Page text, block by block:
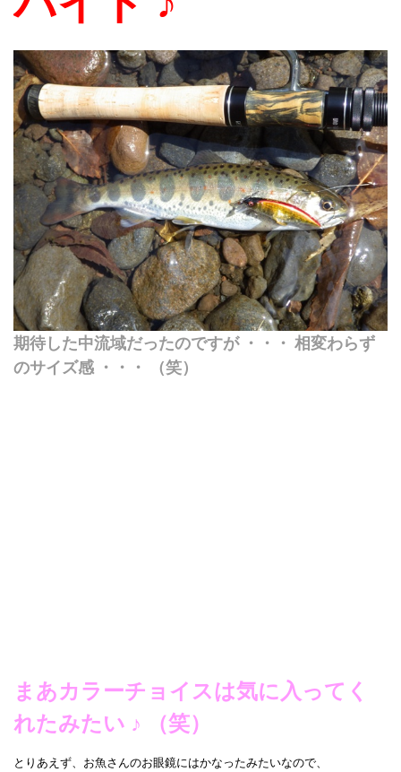
期待した中流域だったのですが ・・・ 相変わらず
のサイズ感 ・・・ （笑）
まあカラーチョイスは気に入ってく
れたみたい ♪ （笑）
とりあえず、お魚さんのお眼鏡にはかなったみたいなので、